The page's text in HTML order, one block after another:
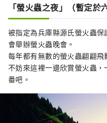
「螢火蟲之夜」（暫定於
被指定為兵庫縣源氏螢火蟲
會舉辦螢火蟲晚會。
每年都有無數的螢火蟲翩翩飛
不妨來這裡一邊欣賞螢火蟲
番吧。